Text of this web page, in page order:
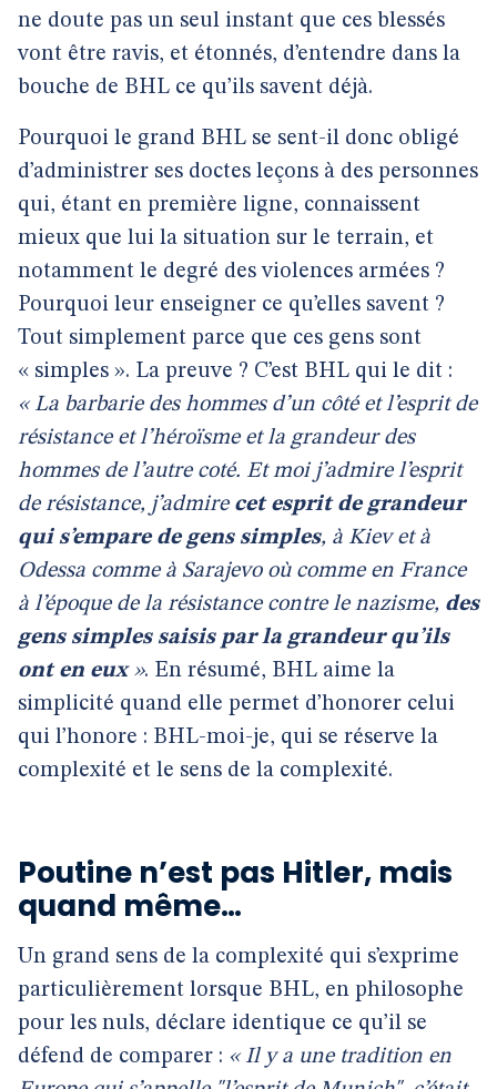
ne doute pas un seul instant que ces blessés
vont être ravis, et étonnés, d’entendre dans la
bouche de BHL ce qu’ils savent déjà.
Pourquoi le grand BHL se sent-il donc obligé
d’administrer ses doctes leçons à des personnes
qui, étant en première ligne, connaissent
mieux que lui la situation sur le terrain, et
notamment le degré des violences armées ?
Pourquoi leur enseigner ce qu’elles savent ?
Tout simplement parce que ces gens sont
« simples ». La preuve ? C’est BHL qui le dit :
« La barbarie des hommes d’un côté et l’esprit de
résistance et l’héroïsme et la grandeur des
hommes de l’autre coté. Et moi j’admire l’esprit
de résistance, j’admire cet esprit de grandeur
qui s’empare de gens simples, à Kiev et à
Odessa comme à Sarajevo où comme en France
à l’époque de la résistance contre le nazisme, des
gens simples saisis par la grandeur qu’ils
ont en eux». En résumé, BHL aime la
simplicité quand elle permet d’honorer celui
qui l’honore : BHL-moi-je, qui se réserve la
complexité et le sens de la complexité.
Poutine n’est pas Hitler, mais
quand même…
Un grand sens de la complexité qui s’exprime
particulièrement lorsque BHL, en philosophe
pour les nuls, déclare identique ce qu’il se
défend de comparer : « Il y a une tradition en